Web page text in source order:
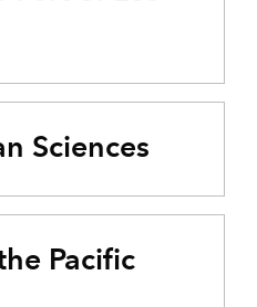
Sciences
Pacific